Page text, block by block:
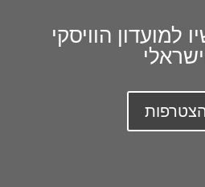
למועדון הוויסקי